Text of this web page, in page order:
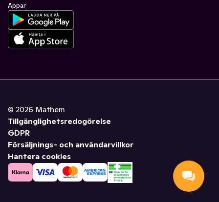
Appar
© 2026 Mathem
Tillgänglighetsredogörelse
GDPR
Försäljnings- och användarvillkor
Hantera cookies